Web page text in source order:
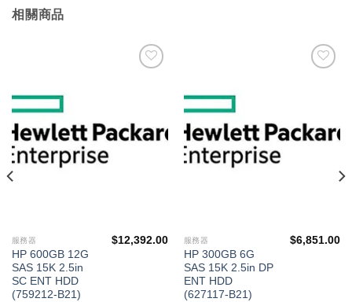
相關商品
服務器
HP 600GB 12G
SAS 15K 2.5in
SC ENT HDD
(759212-B21)
$12,392.00 服務器
HP 300GB 6G
SAS 15K 2.5in DP
ENT HDD
(627117-B21)
$6,851.00